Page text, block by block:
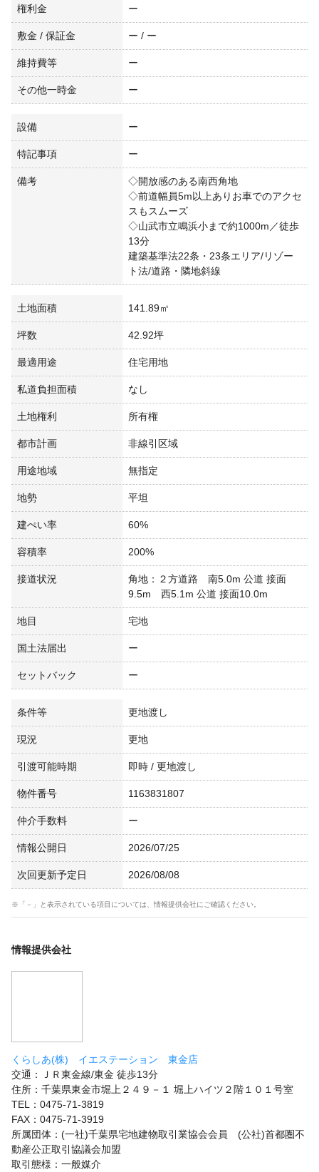
権利金 ー
敷金 / 保証金 ー / ー
維持費等 ー
その他一時金 ー
設備 ー
特記事項 ー
備考
◇開放感のある南西角地
◇前道幅員5m以上ありお車でのアクセ
スもスムーズ
◇山武市立鳴浜小まで約1000m／徒歩
13分
建築基準法22条・23条エリア/リゾー
ト法/道路・隣地斜線
土地面積 141.89㎡
坪数 42.92坪
最適用途 住宅用地
私道負担面積 なし
土地権利 所有権
都市計画 非線引区域
用途地域 無指定
地勢 平坦
建ぺい率 60%
容積率 200%
接道状況
角地：２方道路 南5.0m 公道 接面
9.5m 西5.1m 公道 接面10.0m
地目 宅地
国土法届出 ー
セットバック ー
条件等 更地渡し
現況 更地
引渡可能時期 即時 / 更地渡し
物件番号 1163831807
仲介手数料 ー
情報公開日 2026/07/25
次回更新予定日 2026/08/08
※「－」と表示されている項目については、情報提供会社にご確認ください。
情報提供会社
くらしあ(株) イエステーション 東金店
交通：ＪＲ東金線/東金 徒歩13分
住所：千葉県東金市堀上２４９－１ 堀上ハイツ２階１０１号室
TEL：0475-71-3819
FAX：0475-71-3919
所属団体：(一社)千葉県宅地建物取引業協会会員 (公社)首都圏不
動産公正取引協議会加盟
取引態様：一般媒介